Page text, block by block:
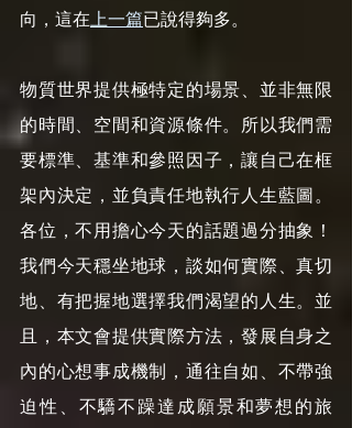
向，這在上一篇已說得夠多。
物質世界提供極特定的場景、並非無限
的時間、空間和資源條件。所以我們需
要標準、基準和參照因子，讓自己在框
架內決定，並負責任地執行人生藍圖。
各位，不用擔心今天的話題過分抽象！
我們今天穩坐地球，談如何實際、真切
地、有把握地選擇我們渴望的人生。並
且，本文會提供實際方法，發展自身之
內的心想事成機制，通往自如、不帶強
迫性、不驕不躁達成願景和夢想的旅